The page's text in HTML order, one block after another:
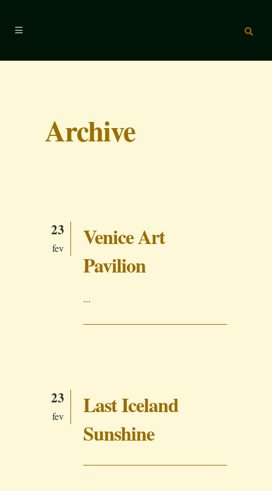
Archive
23
fev
Venice Art
Pavilion
...
23
fev
Last Iceland
Sunshine